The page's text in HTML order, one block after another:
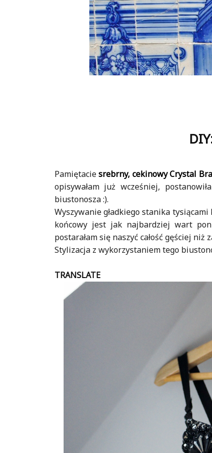
Pamiętaciesrebrny, cekinowy Crystal Bra
opisywałam już wcześniej,
biustonosza :).
Wyszywanie gładkiego stanika
końcowy jest jak najbardziej wart
postarałam się naszyć całość gęściej niż
Stylizacja z wykorzystaniem tego
TRANSLATE